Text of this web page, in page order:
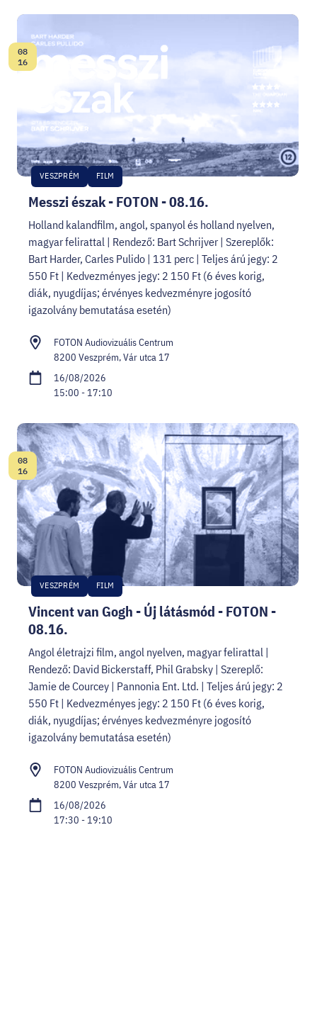
Messzi észak - FOTON - 08.16.
VESZPRÉM FILM
Date:
08
16
Holland kalandfilm, angol, spanyol és holland nyelven,
magyar felirattal | Rendező: Bart Schrijver | Szereplők:
Bart Harder, Carles Pulido | 131 perc | Teljes árú jegy: 2
550 Ft | Kedvezményes jegy: 2 150 Ft (6 éves korig,
diák, nyugdíjas; érvényes kedvezményre jogosító
igazolvány bemutatása esetén)
FOTON Audiovizuális Centrum
8200 Veszprém, Vár utca 17
16/08/2026
15:00 - 17:10
Vincent van Gogh - Új látásmód - FOTON -
08.16.
VESZPRÉM FILM
Date:
08
16
Angol életrajzi film, angol nyelven, magyar felirattal |
Rendező: David Bickerstaff, Phil Grabsky | Szereplő:
Jamie de Courcey | Pannonia Ent. Ltd. | Teljes árú jegy: 2
550 Ft | Kedvezményes jegy: 2 150 Ft (6 éves korig,
diák, nyugdíjas; érvényes kedvezményre jogosító
igazolvány bemutatása esetén)
FOTON Audiovizuális Centrum
8200 Veszprém, Vár utca 17
16/08/2026
17:30 - 19:10